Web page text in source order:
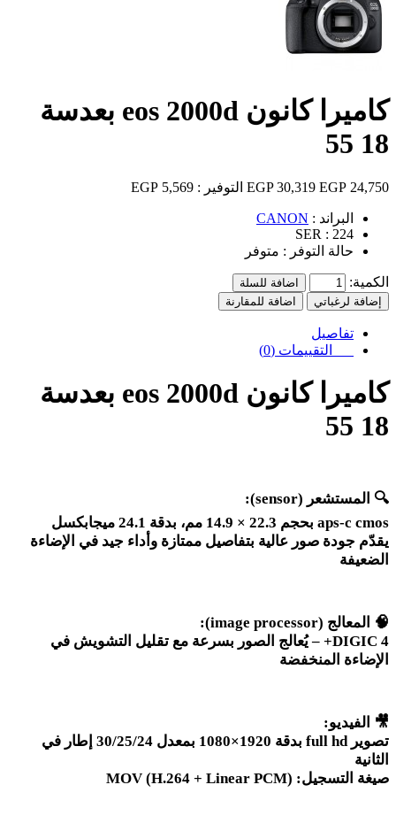
كاميرا كانون eos 2000d بعدسة
18 55
24,750 EGP
30,319 EGP التوفير : 5,569 EGP
البراند : CANON
SER : 224
حالة التوفر : متوفر
الكمية:
اضافة للسلة
إضافة لرغباتي
اضافة للمقارنة
تفاصيل
التقييمات (0)
كاميرا كانون
بعدسة
18 55
🔍 المستشعر (sensor):
aps-c cmos بحجم 22.3 × 14.9 مم، بدقة 24.1 ميجابكسل
يقدّم جودة صور عالية بتفاصيل ممتازة وأداء جيد في الإضاءة
الضعيفة
🧠 المعالج (image processor):
DIGIC 4+ –
يُعالج الصور بسرعة مع تقليل التشويش في
الإضاءة المنخفضة
🎥 الفيديو:
تصوير full hd
بدقة 1920×1080 بمعدل 30/25/24 إطار في
الثانية
صيغة التسجيل: MOV (H.264 + Linear PCM)